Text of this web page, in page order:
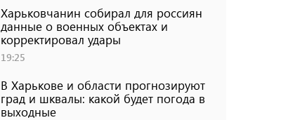
Харьковчанин собирал для россиян
данные о военных объектах и ​​
корректировал удары
19:25
В Харькове и области прогнозируют
град и шквалы: какой будет погода в
выходные